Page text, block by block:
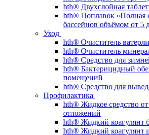
hth® Двухслойная
hth® Поплавок «Полная
бассейнов объёмом от 5
Уход
hth® Очиститель
hth® Очиститель
hth® Средство для
hth® Бактерицидный
помещений
hth® Средство для
Профилактика
hth® Жидкое средство
отложений
hth® Жидкий коагулянт
hth® Жидкий коагулянт